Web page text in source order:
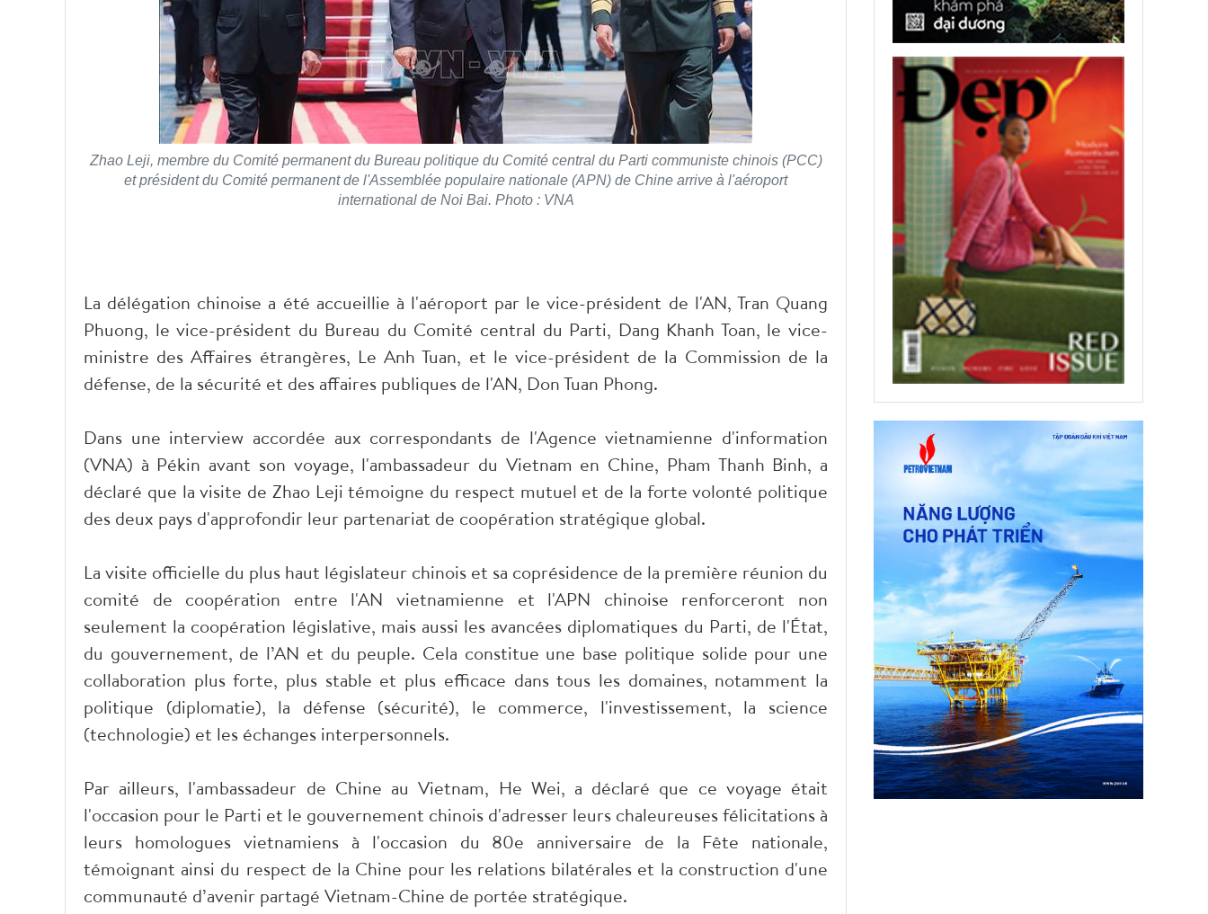
Zhao Leji, membre du Comité permanent du Bureau politique du Comité central du Parti communiste chinois (PCC)
et président du Comité permanent de l'Assemblée populaire nationale (APN) de Chine arrive à l'aéroport
international de Noi Bai. Photo : VNA
La délégation chinoise a été accueillie à l'aéroport par le vice-président de l'AN, Tran Quang
Phuong, le vice-président du Bureau du Comité central du Parti, Dang Khanh Toan, le vice-
ministre des Affaires étrangères, Le Anh Tuan, et le vice-président de la Commission de la
défense, de la sécurité et des affaires publiques de l'AN, Don Tuan Phong.
Dans une interview accordée aux correspondants de l'Agence vietnamienne d'information
(VNA) à Pékin avant son voyage, l'ambassadeur du Vietnam en Chine, Pham Thanh Binh, a
déclaré que la visite de Zhao Leji témoigne du respect mutuel et de la forte volonté politique
des deux pays d'approfondir leur partenariat de coopération stratégique global.
La visite officielle du plus haut législateur chinois et sa coprésidence de la première réunion du
comité de coopération entre l'AN vietnamienne et l'APN chinoise renforceront non
seulement la coopération législative, mais aussi les avancées diplomatiques du Parti, de l'État,
du gouvernement, de l’AN et du peuple. Cela constitue une base politique solide pour une
collaboration plus forte, plus stable et plus efficace dans tous les domaines, notamment la
politique (diplomatie), la défense (sécurité), le commerce, l'investissement, la science
(technologie) et les échanges interpersonnels.
Par ailleurs, l'ambassadeur de Chine au Vietnam, He Wei, a déclaré que ce voyage était
l'occasion pour le Parti et le gouvernement chinois d'adresser leurs chaleureuses félicitations à
leurs homologues vietnamiens à l'occasion du 80e anniversaire de la Fête nationale,
témoignant ainsi du respect de la Chine pour les relations bilatérales et la construction d'une
communauté d’avenir partagé Vietnam-Chine de portée stratégique.